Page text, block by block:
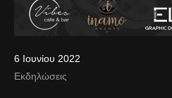
6 Ιουνίου 2022
Εκδηλώσεις